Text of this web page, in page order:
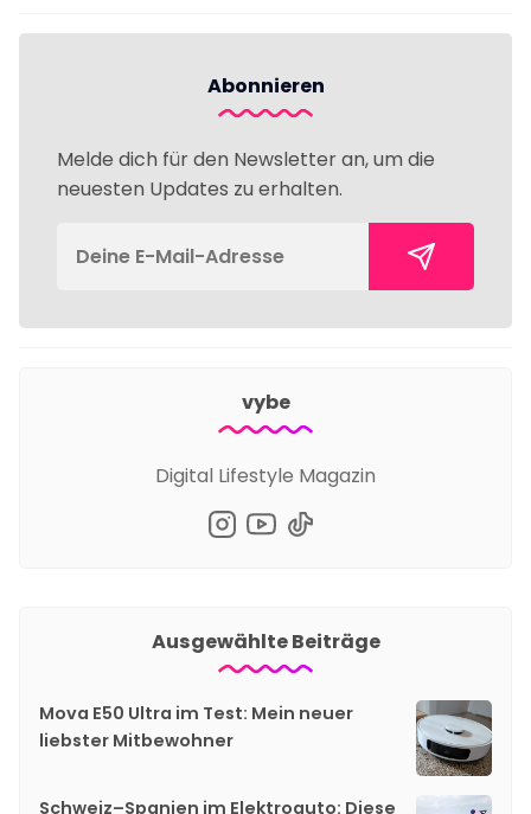
Abonnieren
Melde dich für den Newsletter an, um die
neuesten Updates zu erhalten.
vybe
Digital Lifestyle Magazin
Ausgewählte Beiträge
Mova E50 Ultra im Test: Mein neuer
liebster Mitbewohner
Schweiz–Spanien im Elektroauto: Diese